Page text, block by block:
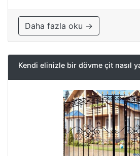
Daha fazla oku →
Kendi elinizle bir dövme çit nasıl